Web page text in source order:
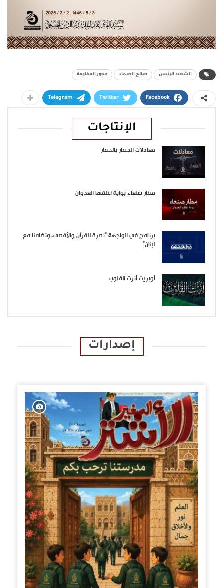
الشهيد الرئيس صالح الصماد محور المقاومة
Facebook
Twitter
Telegram
الإنتاجات
معادلات الحصار بالحصار
مطار صنعاء بوابة اغلقها العدوان
برنامج في الواجهة “نصرة للقرآن والأقصى..وتضامنا مع
لبنان”
أوبريت أنرت القلوب
إصدارات